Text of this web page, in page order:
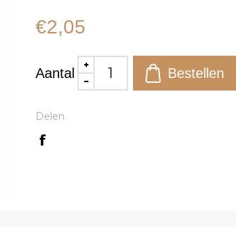
€2,05
Aantal
Delen